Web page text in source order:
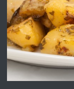
ПРЕДЛАГА
ПРЕДЛАГА